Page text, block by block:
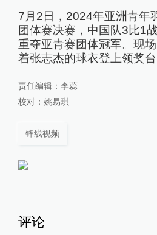
7月2日，2024年亚洲青年
团体赛决赛，中国队3比1
重夺亚青赛团体冠军。现
着张志杰的球衣登上领奖台
责任编辑： 李蕊
校对： 姚易琪
锋线视频
评论